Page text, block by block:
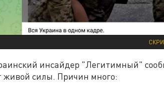
инсайдер "Легитимный"
живой силы. Причин много: